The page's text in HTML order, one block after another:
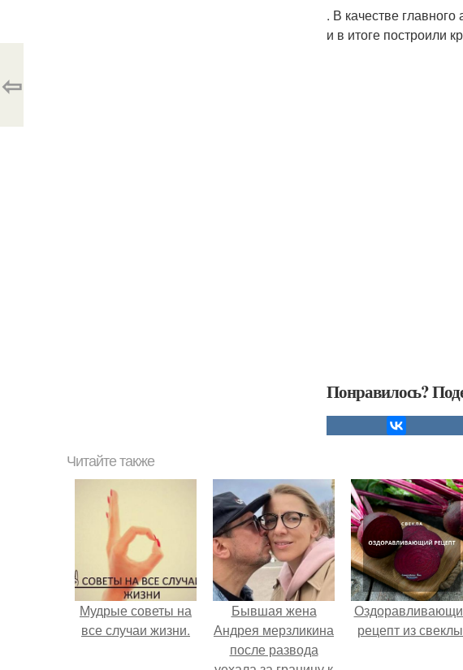
. В качестве
и в итоге построили
Понравилось?
⇦
Читайте также
Мудрые советы на
все случаи жизни.
Бывшая жена
Андрея мерзликина
после развода
рецепт из